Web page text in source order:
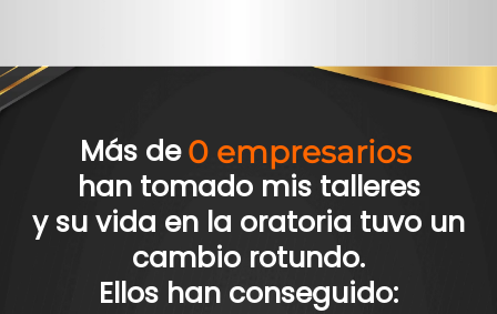
Más de 0 empresarios
han tomado mis talleres
y su vida en la oratoria tuvo un
cambio rotundo.
Ellos han conseguido: